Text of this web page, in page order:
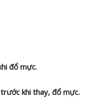
đổ mực.
khi thay, đổ mực.